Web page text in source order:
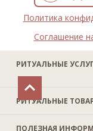
РИТУАЛЬНЫЕ
РИТУАЛЬНЫЕ
ПОЛЕЗНАЯ
Политика
Соглашение